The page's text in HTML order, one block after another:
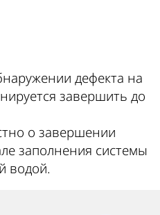
дефекта на
завершить до
о завершении
заполнения системы
водой.